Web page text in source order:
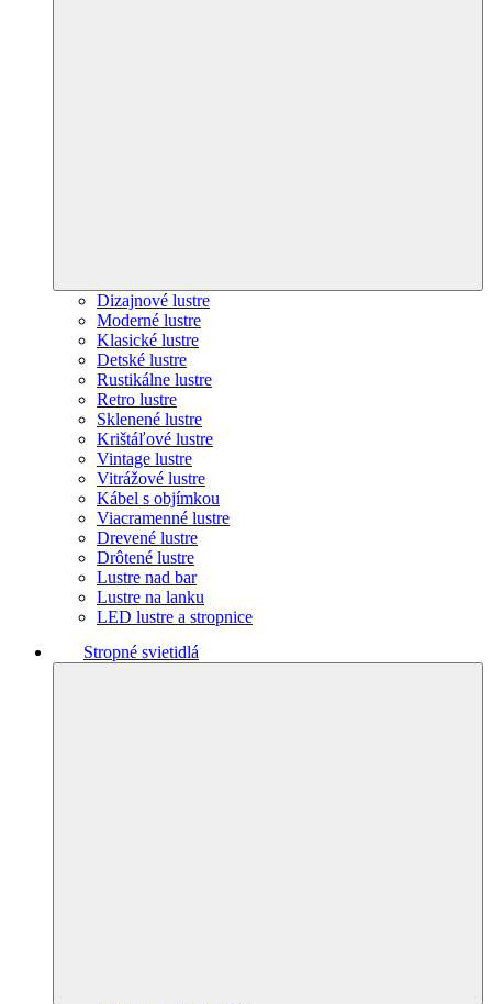
Dizajnové lustre
Moderné lustre
Klasické lustre
Detské lustre
Rustikálne lustre
Retro lustre
Sklenené lustre
Krištáľové lustre
Vintage lustre
Vitrážové lustre
Kábel s objímkou
Viacramenné lustre
Drevené lustre
Drôtené lustre
Lustre nad bar
Lustre na lanku
LED lustre a stropnice
Stropné svietidlá